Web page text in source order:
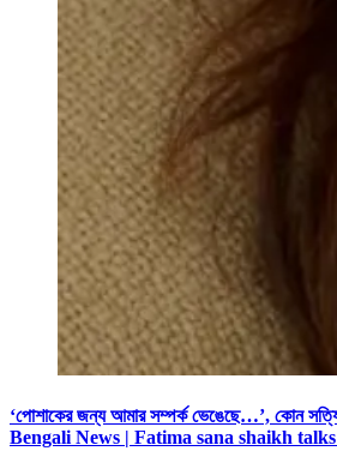
‘পোশাকের জন্য আমার সম্পর্ক ভেঙেছে…’, কোন
Bengali News | Fatima sana shaikh